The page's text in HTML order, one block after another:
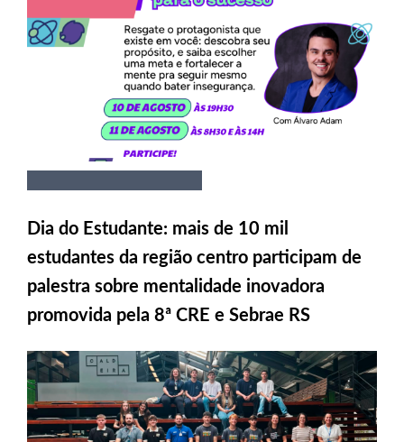
Dia do Estudante: mais de 10 mil
estudantes da região centro participam de
palestra sobre mentalidade inovadora
promovida pela 8ª CRE e Sebrae RS